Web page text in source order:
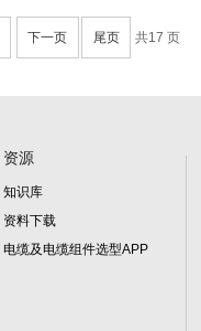
下一页 尾页 共17 页
资源
知识库
资料下载
电缆及电缆组件选型APP